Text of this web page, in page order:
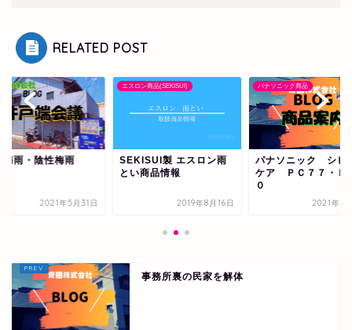
RELATED POST
梅雨・陰性梅雨
2021年5月31日
エスロン商品(SEKISUI)
SEKISUI製 エスロン雨
とい商品情報
2019年8月16日
パナソニック商品
パナソニック シビ
ケア ＰＣ７７・Ｐ
０
2021年8
事務所裏の民家を解体